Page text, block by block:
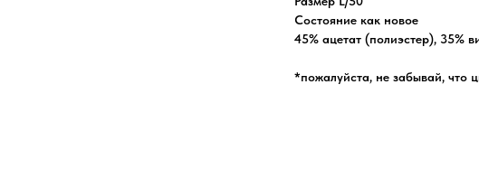
Состояние как новое
45% ацетат (полиэстер), 35%
*пожалуйста, не забывай, что